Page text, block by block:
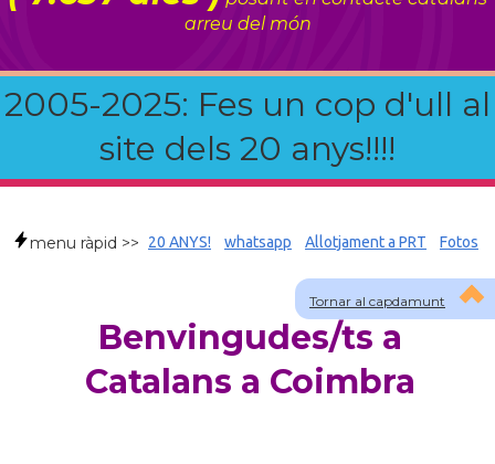
arreu del món
2005-2025: Fes un cop d'ull al
site dels 20 anys!!!!
Tornar al capdamunt
menu ràpid >> 20 ANYS! whatsapp Allotjament a PRT Fotos
Benvingudes/ts a
Catalans a Coimbra